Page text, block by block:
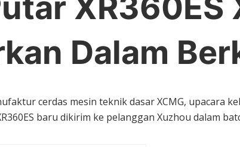
Dalam
cerdas mesin teknik dasar XCMG, upacara
baru dikirim ke pelanggan Xuzhou dalam